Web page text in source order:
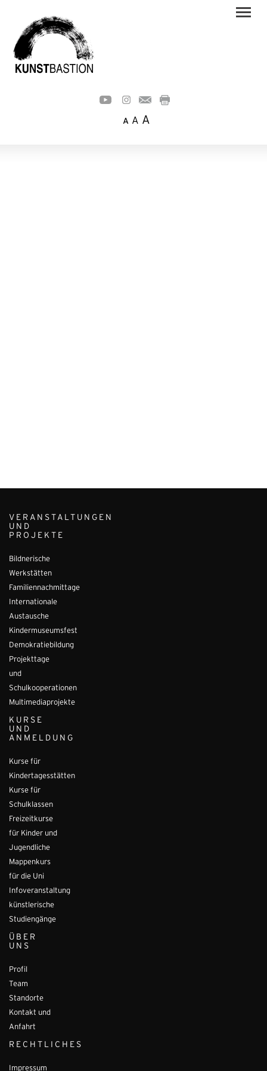
A A A
VERANSTALTUNGEN
UND
PROJEKTE
Bildnerische
Werkstätten
Familiennachmittage
Internationale
Austausche
Kindermuseumsfest
Demokratiebildung
Projekttage
und
Schulkooperationen
Multimediaprojekte
KURSE
UND
ANMELDUNG
Kurse für
Kindertagesstätten
Kurse für
Schulklassen
Freizeitkurse
für Kinder und
Jugendliche
Mappenkurs
für die Uni
Infoveranstaltung
künstlerische
Studiengänge
ÜBER
UNS
Profil
Team
Standorte
Kontakt und
Anfahrt
RECHTLICHES
Impressum